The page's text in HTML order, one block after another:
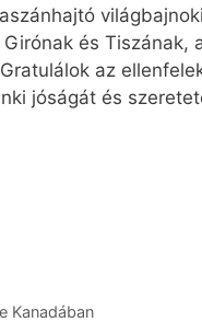
és
az
jóságát és
Kanadában